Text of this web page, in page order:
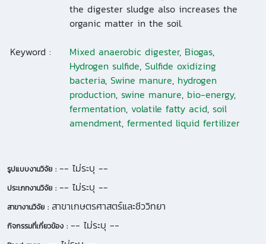
the digester sludge also increases the
organic matter in the soil.
Keyword :
Mixed anaerobic digester, Biogas,
Hydrogen sulfide, Sulfide oxidizing
bacteria, Swine manure, hydrogen
production, swine manure, bio-energy,
fermentation, volatile fatty acid, soil
amendment, fermented liquid fertilizer
รูปแบบงานวิจัย : -- ไม่ระบุ --
ประเภทงานวิจัย : -- ไม่ระบุ --
สาขางานวิจัย : สาขาเกษตรศาสตร์และชีววิทยา
กิจกรรมที่เกี่ยวข้อง : -- ไม่ระบุ --